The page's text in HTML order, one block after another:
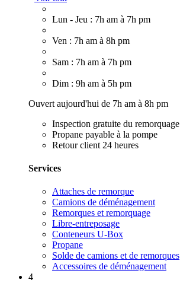
Lun - Jeu : 7h am à 7h pm
Ven : 7h am à 8h pm
Sam : 7h am à 7h pm
Dim : 9h am à 5h pm
Ouvert aujourd'hui de 7h am à 8h pm
Inspection gratuite du remorquage
Propane payable à la pompe
Retour client 24 heures
Services
Attaches de remorque
Camions de déménagement
Remorques et remorquage
Libre-entreposage
Conteneurs U-Box
Propane
Solde de camions et de remorques
Accessoires de déménagement
4